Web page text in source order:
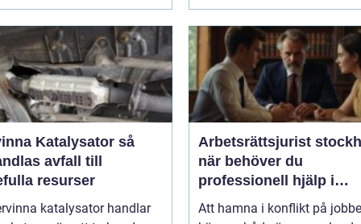
Katalysator så
avfall till
resurser
katalysator handlar
Arbetsrättsjurist
när behöver du
professionell hjälp i
arbetslivet?
Att hamna i konflikt på